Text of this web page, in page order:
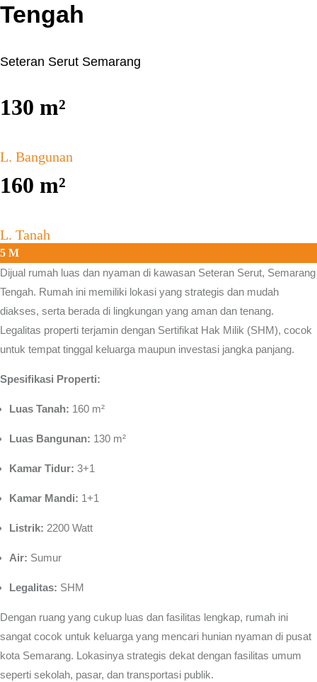
Tengah
Seteran Serut Semarang
130 m²
L. Bangunan
160 m²
L. Tanah
5 M
Dijual rumah luas dan nyaman di kawasan Seteran Serut, Semarang
Tengah. Rumah ini memiliki lokasi yang strategis dan mudah
diakses, serta berada di lingkungan yang aman dan tenang.
Legalitas properti terjamin dengan Sertifikat Hak Milik (SHM), cocok
untuk tempat tinggal keluarga maupun investasi jangka panjang.
Spesifikasi Properti:
Luas Tanah: 160 m²
Luas Bangunan: 130 m²
Kamar Tidur: 3+1
Kamar Mandi: 1+1
Listrik: 2200 Watt
Air: Sumur
Legalitas: SHM
Dengan ruang yang cukup luas dan fasilitas lengkap, rumah ini
sangat cocok untuk keluarga yang mencari hunian nyaman di pusat
kota Semarang. Lokasinya strategis dekat dengan fasilitas umum
seperti sekolah, pasar, dan transportasi publik.